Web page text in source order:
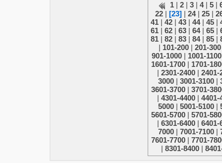
1 | 2 | 3 | 4| 5 |
22 | [23] | 24| 25 |
41 | 42 | 43 | 44| 45 |
61 | 62 | 63 | 64| 65 |
81 | 82 | 83 | 84| 85 |
| 101-200 | 201-300
901-1000| 1001-1100
1601-1700| 1701-
| 2301-2400| 2401-
3000 | 3001-3100 |
3601-3700| 3701-
| 4301-4400| 4401-
5000 | 5001-5100 |
5601-5700| 5701-
| 6301-6400| 6401-
7000 | 7001-7100 |
7601-7700| 7701-
| 8301-8400|